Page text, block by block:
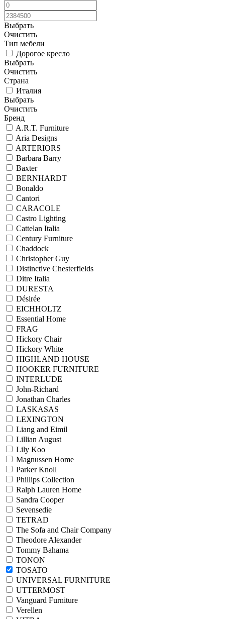
Выбрать
Очистить
Тип мебели
Дорогое кресло
Выбрать
Очистить
Страна
Италия
Выбрать
Очистить
Бренд
A.R.T. Furniture
Aria Designs
ARTERIORS
Barbara Barry
Baxter
BERNHARDT
Bonaldo
Cantori
CARACOLE
Castro Lighting
Cattelan Italia
Century Furniture
Chaddock
Christopher Guy
Distinctive Chesterfields
Ditre Italia
DURESTA
Désirée
EICHHOLTZ
Essential Home
FRAG
Hickory Chair
Hickory White
HIGHLAND HOUSE
HOOKER FURNITURE
INTERLUDE
John-Richard
Jonathan Charles
LASKASAS
LEXINGTON
Liang and Eimil
Lillian August
Lily Koo
Magnussen Home
Parker Knoll
Phillips Collection
Ralph Lauren Home
Sandra Cooper
Sevensedie
TETRAD
The Sofa and Chair Company
Theodore Alexander
Tommy Bahama
TONON
TOSATO
UNIVERSAL FURNITURE
UTTERMOST
Vanguard Furniture
Verellen